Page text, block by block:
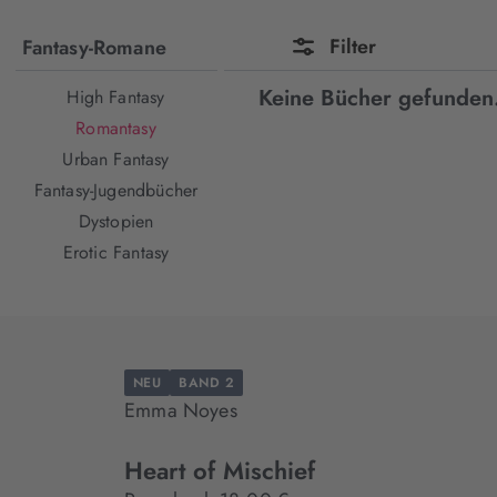
Fantasy-Romane
High Fantasy
Romantasy
Urban Fantasy
Fantasy-Jugendbücher
Dystopien
Erotic Fantasy
Filter
Keine Bücher
NEU BAND 2
Emma Noyes
Heart of Mischief